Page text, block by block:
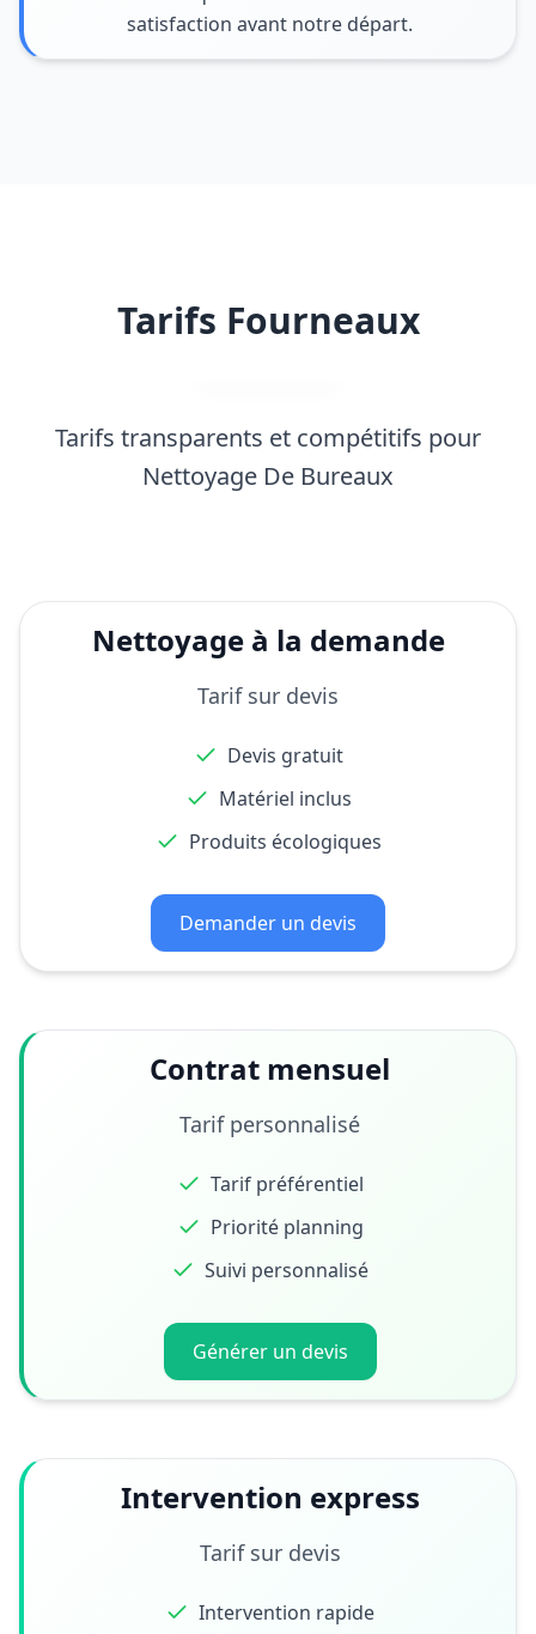
satisfaction avant notre départ.
Tarifs Fourneaux
Tarifs transparents et compétitifs pour
Nettoyage De Bureaux
Nettoyage à la demande
Tarif sur devis
Devis gratuit
Matériel inclus
Produits écologiques
Demander un devis
Contrat mensuel
Tarif personnalisé
Tarif préférentiel
Priorité planning
Suivi personnalisé
Générer un devis
Intervention express
Tarif sur devis
Intervention rapide